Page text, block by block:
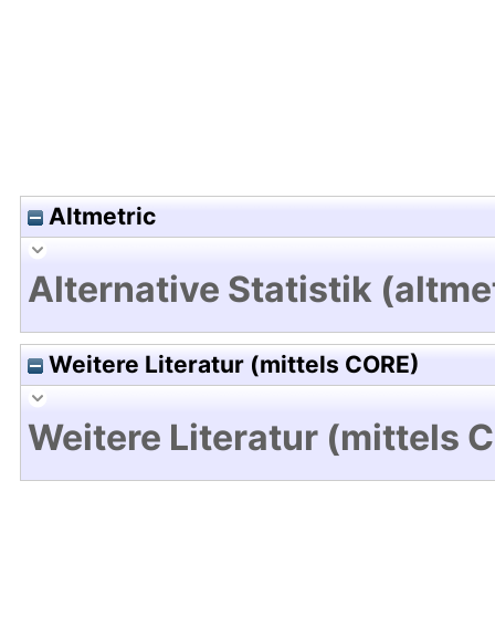
Altmetric
Alternative Statistik
Weitere Literatur (mittels CORE)
Weitere Literatur (mittels